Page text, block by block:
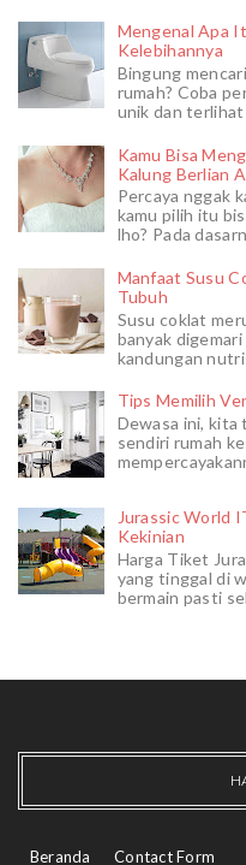
Mengenal Apa
Kelebihannya
Bingung
rumah? Coba
unik dan terlihat
Kamu Bisa
Kalung Berlian
Percaya nggak
kamu pilih itu
lho? Pada
Manfaat Susu
Tubuh
Susu coklat
banyak
kandungan
Tips Memilih
Dewasa ini, kita
sendiri rumah
Jurassic World
Kekinian
Harga Tiket
yang tinggal di
bermain pasti
Beranda Contact Form